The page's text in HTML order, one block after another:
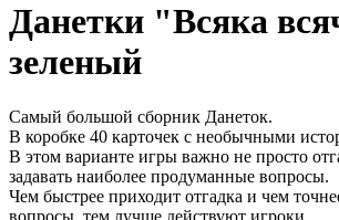
Данетки "Всяка
зеленый
Самый большой сборник Данеток.
В коробке 40 карточек с необычными
В этом варианте игры важно не просто
задавать наиболее продуманные вопросы.
Чем быстрее приходит отгадка и чем
вопросы, тем лучше действуют игроки.